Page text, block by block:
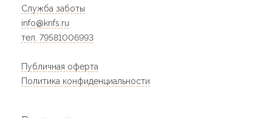
Служба заботы
info@knfs.ru
тел. 79581006993
Публичная оферта
Политика конфиденциальности